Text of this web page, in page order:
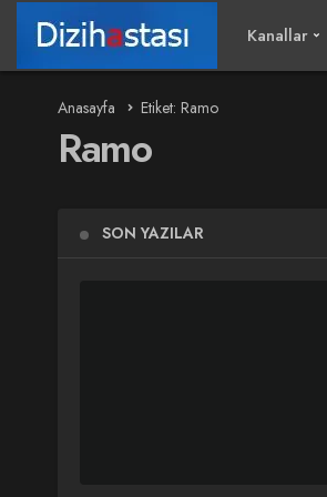
Kanallar
Anasayfa Etiket: Ramo
Ramo
SON YAZILAR